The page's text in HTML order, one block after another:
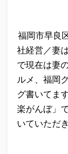
福岡市早良
社経営／妻
で現在は妻
ルメ、福岡
グ書いてま
楽がんぼ」
いていただ